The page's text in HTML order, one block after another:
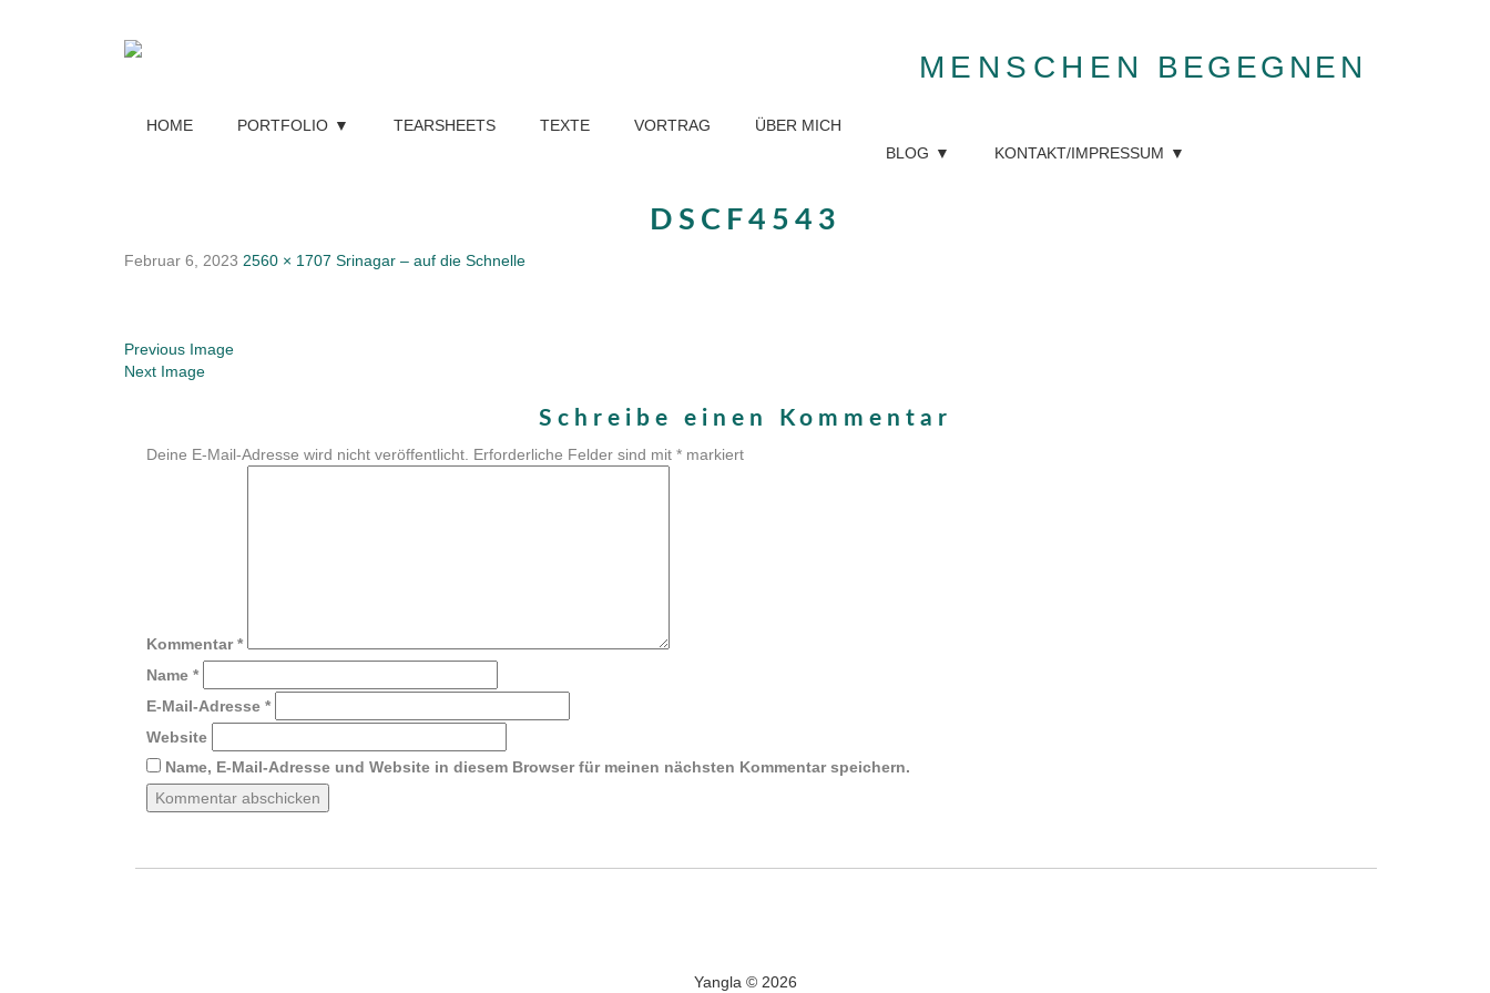
MENSCHEN BEGEGNEN
HOME PORTFOLIO TEARSHEETS TEXTE VORTRAG
ÜBER MICH
BLOG
KONTAKT/IMPRESSUM
DSCF4543
Februar 6, 2023 2560 × 1707 Srinagar – auf die Schnelle
Previous Image
Next Image
Schreibe einen Kommentar
Deine E-Mail-Adresse wird nicht veröffentlicht. Erforderliche Felder sind mit * markiert
Kommentar*
Name *
E-Mail-Adresse *
Website
Name, E-Mail-Adresse und Website in diesem Browser für meinen nächsten Kommentar speichern.
Yangla © 2026